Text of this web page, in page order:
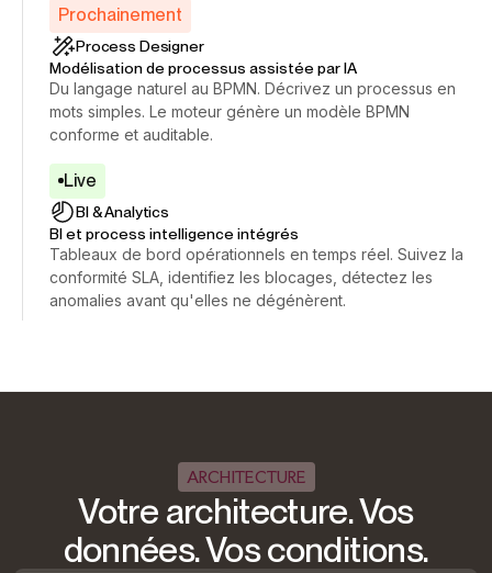
Prochainement
Process Designer
Modélisation de processus assistée par IA
Du langage naturel au BPMN. Décrivez un processus en
mots simples. Le moteur génère un modèle BPMN
conforme et auditable.
Live
BI & Analytics
BI et process intelligence intégrés
Tableaux de bord opérationnels en temps réel. Suivez la
conformité SLA, identifiez les blocages, détectez les
anomalies avant qu'elles ne dégénèrent.
ARCHITECTURE
Votre architecture. Vos
données. Vos conditions.